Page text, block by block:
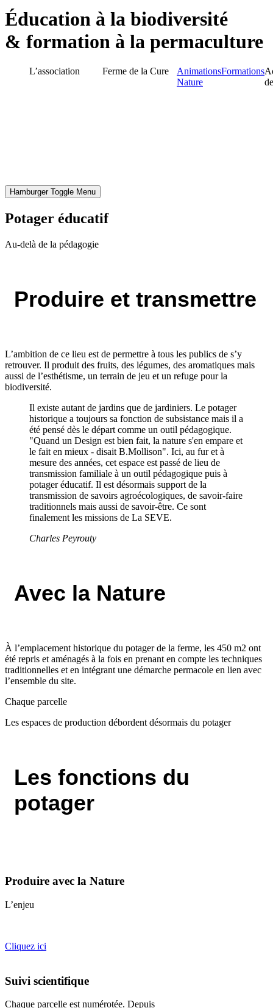
Éducation à la biodiversité
& formation à la permaculture
L’association Ferme de la Cure
Animations
Nature
Formations
Hamburger Toggle Menu
Potager éducatif
Au-delà de la pédagogie
Produire et transmettre
L’ambition de ce lieu est de permettre à tous les publics de s’y
retrouver. Il produit des fruits, des légumes, des aromatiques mais
aussi de l’esthétisme, un terrain de jeu et un refuge pour la
biodiversité.
Il existe autant de jardins que de jardiniers. Le potager
historique a toujours sa fonction de subsistance mais il a
été pensé dès le départ comme un outil pédagogique.
"Quand un Design est bien fait, la nature s'en empare et
le fait en mieux - disait B.Mollison". Ici, au fur et à
mesure des années, cet espace est passé de lieu de
transmission familiale à un outil pédagogique puis à
potager éducatif. Il est désormais support de la
transmission de savoirs agroécologiques, de savoir-faire
traditionnels mais aussi de savoir-être. Ce sont
finalement les missions de La SEVE.
Charles Peyrouty
Avec la Nature
À l’emplacement historique du potager de la ferme, les 450 m2 ont
été repris et aménagés à la fois en prenant en compte les techniques
traditionnelles et en intégrant une démarche permacole en lien avec
l’ensemble du site.
Chaque parcelle
Les espaces de production débordent désormais du potager
Les fonctions du
potager
Produire avec la Nature
L’enjeu
Cliquez ici
Suivi scientifique
Chaque parcelle est numérotée. Depuis